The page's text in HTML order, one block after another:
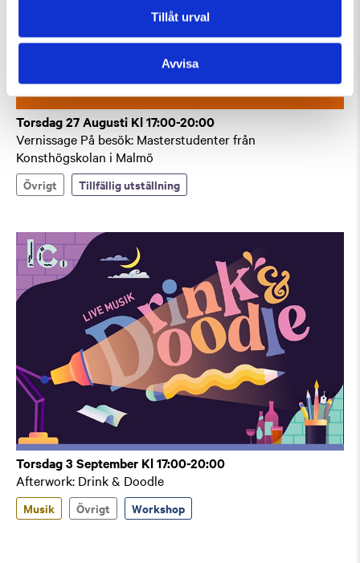
Tillåt urval
Avvisa
Torsdag 27 Augusti Kl 17:00-20:00
Vernissage På besök: Masterstudenter från
Konsthögskolan i Malmö
Övrigt Tillfällig utställning
Torsdag 3 September Kl 17:00-20:00
Afterwork: Drink & Doodle
Musik Övrigt Workshop